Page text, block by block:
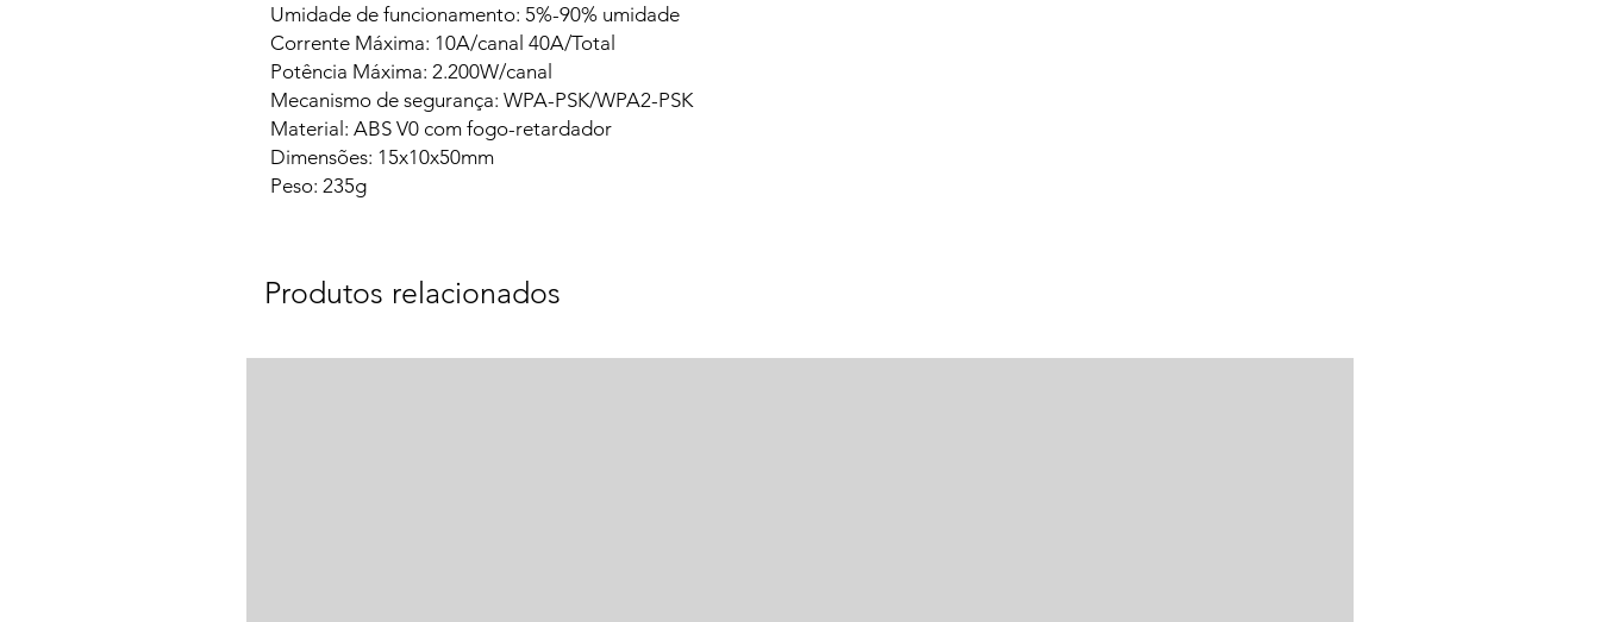
Umidade de funcionamento: 5%-90% umidade
Corrente Máxima: 10A/canal 40A/Total
Potência Máxima: 2.200W/canal
Mecanismo de segurança: WPA-PSK/WPA2-PSK
Material: ABS V0 com fogo-retardador
Dimensões: 15x10x50mm
Peso: 235g
Produtos relacionados